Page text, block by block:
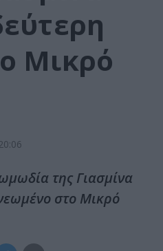
Μικρό
της Γιασμίνα
στο Μικρό